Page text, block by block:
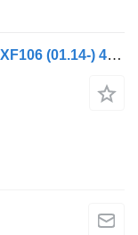
Моторчик стеклоочистителя Valeo XF106 (01.14-) 403.924 403924 для тягача DAF XF106 (2014-)